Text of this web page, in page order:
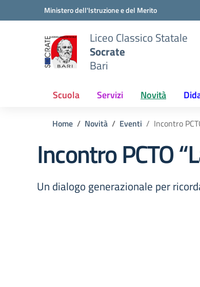
Vai ai contenuti
Vai al menu di navigazioneMinistero dell'Istruzione e del Merito
Liceo Classico Statale
Socrate
Bari
Scuola Servizi Novità
Home Novità Eventi Incontro
Incontro PCTO
Un dialogo generazionale per